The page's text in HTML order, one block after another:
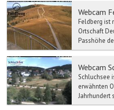
Webcam
Feldberg ist
Ortschaft
Passhöhe
zwischen
Webcam
Schluchsee
erwähnten
Jahrhundert
eine